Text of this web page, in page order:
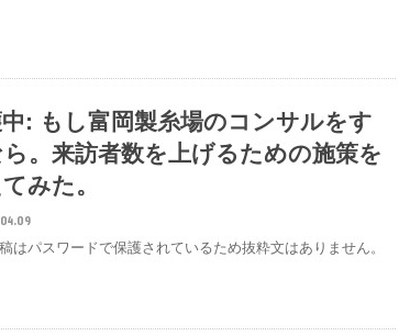
: もし富岡製糸場のコンサルをす
ら。来訪者数を上げるための施策を
みた。
はパスワードで保護されているため抜粋文はありません。